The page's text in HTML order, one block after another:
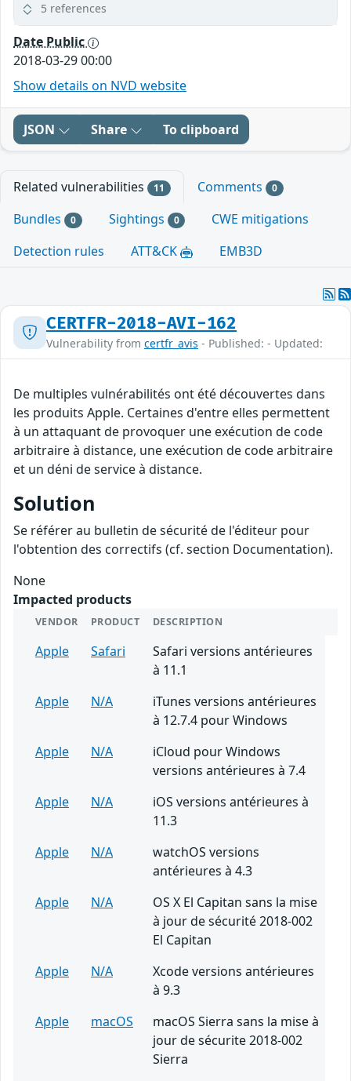
5 references
Date Public
2018-03-29 00:00
Show details on NVD website
JSON Share To clipboard
Related vulnerabilities 11 Comments 0
Bundles 0 Sightings 0
CWE mitigations
Detection rules
ATT&CK EMB3D
CERTFR-2018-AVI-162
Vulnerability from certfr_avis - Published: - Updated:
De multiples vulnérabilités ont été découvertes dans
les produits Apple. Certaines d'entre elles permettent
à un attaquant de provoquer une exécution de code
arbitraire à distance, une exécution de code arbitraire
et un déni de service à distance.
Solution
Se référer au bulletin de sécurité de l'éditeur pour
l'obtention des correctifs (cf. section Documentation).
None
Impacted products
VENDOR PRODUCT DESCRIPTION
Apple Safari
Safari versions antérieures
à 11.1
Apple
N/A
iTunes versions antérieures
à 12.7.4 pour Windows
Apple
N/A
iCloud pour Windows
versions antérieures à 7.4
Apple
N/A
iOS versions antérieures à
11.3
Apple
N/A
watchOS versions
antérieures à 4.3
Apple
N/A
OS X El Capitan sans la mise
à jour de sécurité 2018-002
El Capitan
Apple
N/A
Xcode versions antérieures
à 9.3
Apple
macOS
macOS Sierra sans la mise à
jour de sécurite 2018-002
Sierra